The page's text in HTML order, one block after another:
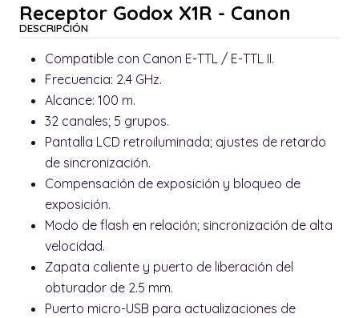
Receptor Godox X1R - Canon
DESCRIPCIÓN
Compatible con Canon E-TTL / E-TTL II.
Frecuencia: 2.4 GHz.
Alcance: 100 m.
32 canales; 5 grupos.
Pantalla LCD retroiluminada; ajustes de retardo
de sincronización.
Compensación de exposición y bloqueo de
exposición.
Modo de flash en relación; sincronización de alta
velocidad.
Zapata caliente y puerto de liberación del
obturador de 2.5 mm.
Puerto micro-USB para actualizaciones de